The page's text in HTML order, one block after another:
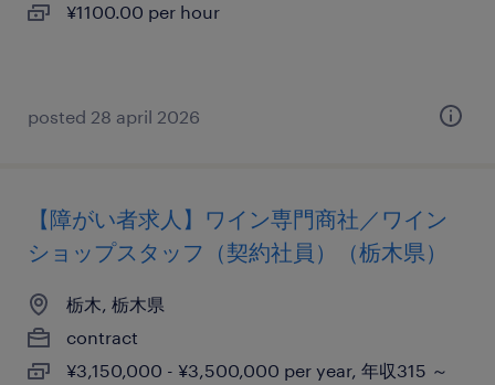
¥1100.00 per hour
posted 28 april 2026
【障がい者求人】ワイン専門商社／ワイン
ショップスタッフ（契約社員）（栃木県）
栃木, 栃木県
contract
¥3,150,000 - ¥3,500,000 per year, 年収315 ～